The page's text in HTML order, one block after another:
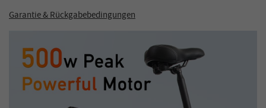
Garantie & Rückgabebedingungen